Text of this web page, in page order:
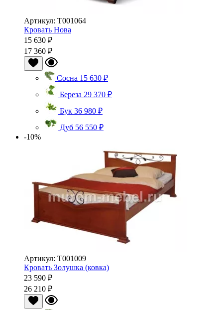
Артикул: Т001064
Кровать Нова
15 630 ₽
17 360 ₽
Сосна 15 630 ₽
Береза 29 370 ₽
Бук 36 980 ₽
Дуб 56 550 ₽
-10%
Артикул: Т001009
Кровать Золушка (ковка)
23 590 ₽
26 210 ₽